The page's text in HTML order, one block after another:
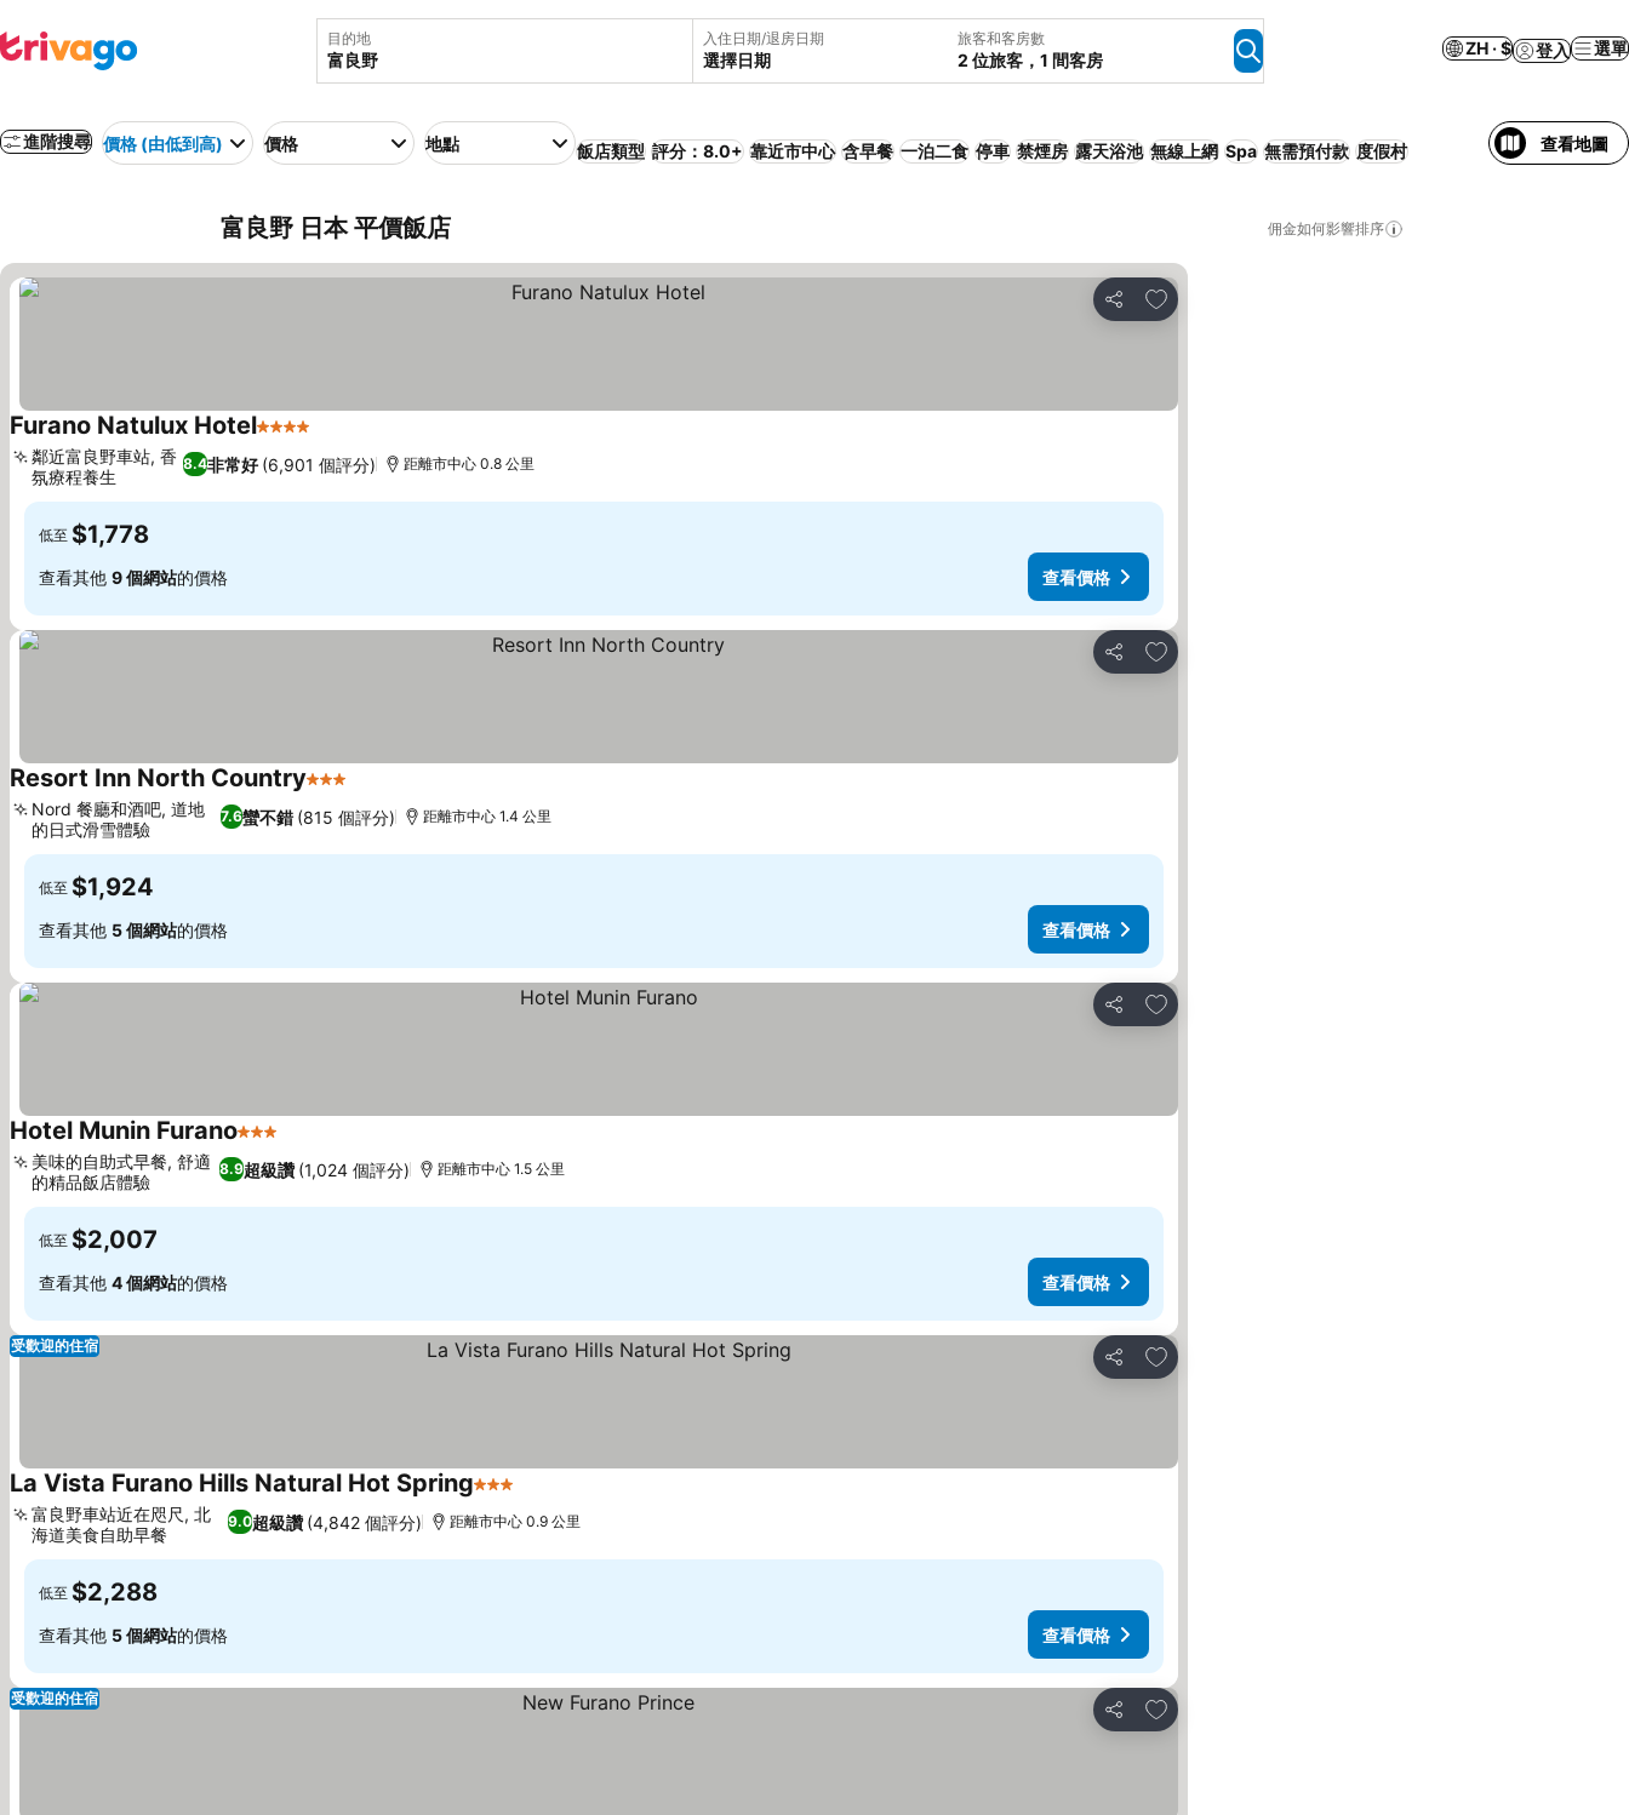
目的地 入住日期/退房日期
選擇日期
旅客和客房數
2 位旅客，1 間客房
ZH · $ 登入 選單
進階搜尋 價格 (由低到高) 價格 地點 飯店類型 評分：8.0+ 靠近市中心 含早餐 一泊二食 停車 禁煙房 露天浴池 無線上網 Spa 無需預付款 度假村 查看地圖
富良野 日本 平價飯店 佣金如何影響排序
分享
加入我的最愛
Furano Natulux Hotel4 星級
8.4非常好 (6,901 個評分)
鄰近富良野車站, 香
氛療程養生
距離市中心 0.8 公里
低至 $1,778
查看其他 9 個網站的價格 查看價格
分享
加入我的最愛
Resort Inn North Country3 星級
7.6蠻不錯 (815 個評分)
Nord 餐廳和酒吧, 道地
的日式滑雪體驗
距離市中心 1.4 公里
低至 $1,924
查看其他 5 個網站的價格 查看價格
分享
加入我的最愛
Hotel Munin Furano3 星級
8.9超級讚 (1,024 個評分)
美味的自助式早餐, 舒適
的精品飯店體驗
距離市中心 1.5 公里
低至 $2,007
查看其他 4 個網站的價格 查看價格
分享
加入我的最愛
受歡迎的住宿
La Vista Furano Hills Natural Hot Spring3 星級
9.0超級讚 (4,842 個評分)
富良野車站近在咫尺, 北
海道美食自助早餐
距離市中心 0.9 公里
低至 $2,288
查看其他 5 個網站的價格 查看價格
分享
加入我的最愛
受歡迎的住宿